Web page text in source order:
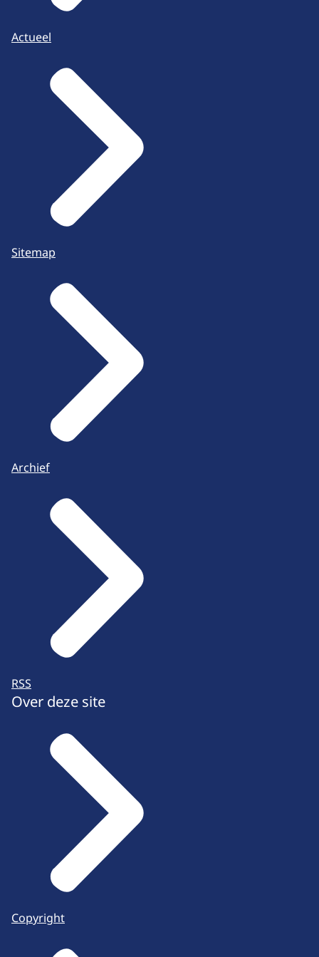
Actueel
Sitemap
Archief
RSS
Over deze site
Copyright